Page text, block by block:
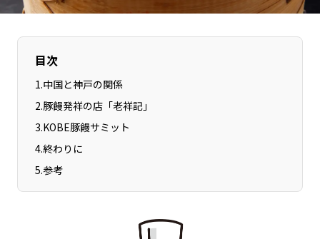
河内エリア
鳥取エリア
高知エリア
佐賀エリア
目次
1.中国と神戸の関係
2.豚饅発祥の店「老祥記」
3.KOBE豚饅サミット
4.終わりに
5.参考